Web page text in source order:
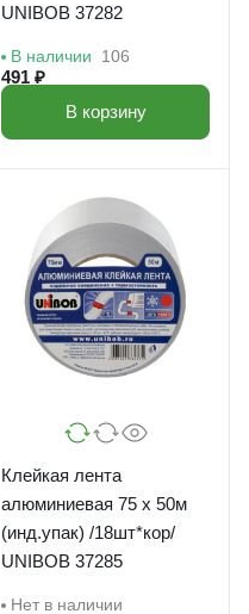
UNIBOB 37282
В наличии 106
491 ₽
В корзину
Клейкая лента
алюминиевая 75 х 50м
(инд.упак) /18шт*кор/
UNIBOB 37285
Нет в наличии